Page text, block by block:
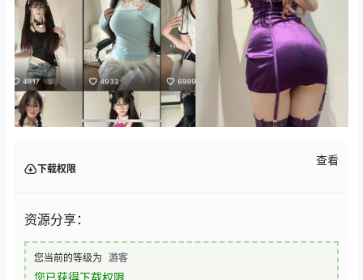
下载权限
查看
资源分享：
您当前的等级为 游客
您已获得下载权限